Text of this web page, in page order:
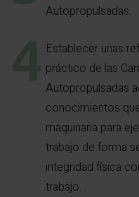
Autopropulsadas.
Establecer unas
práctico de las
Autopropulsadas
conocimientos
maquinaria para
trabajo de forma
integridad física
trabajo.